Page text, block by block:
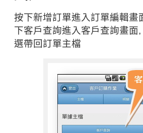
按下新增訂單進入訂單編輯
下客戶查詢進入客戶查詢畫
選帶回訂單主檔